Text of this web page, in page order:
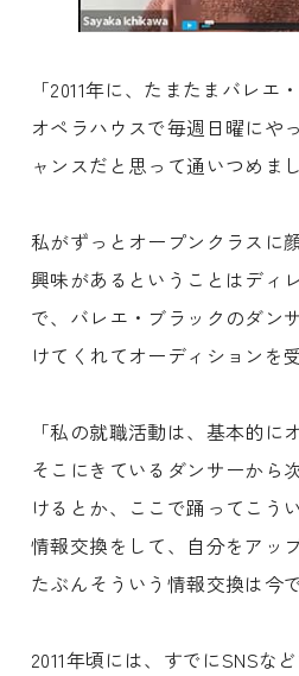
「2011年に、たまたまバレ
オペラハウスで毎週日曜にや
ャンスだと思って通いつめまし
私がずっとオープンクラスに
興味があるということはディ
で、バレエ・ブラックのダン
けてくれてオーディションを
「私の就職活動は、基本的
そこにきているダンサーから
けるとか、ここで踊ってこう
情報交換をして、自分をアッ
たぶんそういう情報交換は今
2011年頃には、すでにSNSな